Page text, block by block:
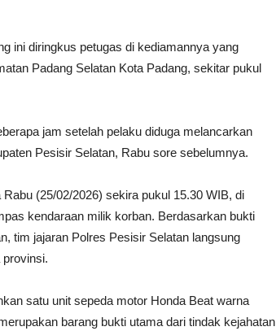
ini diringkus petugas di kediamannya yang
Padang Selatan Kota Padang, sekitar pukul
jam setelah pelaku diduga melancarkan
Pesisir Selatan, Rabu sore sebelumnya.
(25/02/2026) sekira pukul 15.30 WIB, di
kendaraan milik korban. Berdasarkan bukti
tim jajaran Polres Pesisir Selatan langsung
provinsi.
satu unit sepeda motor Honda Beat warna
barang bukti utama dari tindak kejahatan